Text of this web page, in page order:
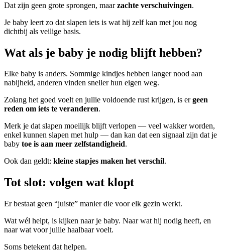
Dat zijn geen grote sprongen, maarzachte verschuivingen.
Je baby leert zo dat slapen iets is wat hij zelf kan met jou nog
dichtbij als veilige basis.
Wat als je baby je nodig blijft hebben?
Elke baby is anders. Sommige kindjes hebben langer nood aan
nabijheid, anderen vinden sneller hun eigen weg.
Zolang het goed voelt en jullie voldoende rust krijgen, is ergeen
reden om iets te veranderen.
Merk je dat slapen moeilijk blijft verlopen — veel wakker worden,
enkel kunnen slapen met hulp — dan kan dat een signaal zijn dat je
baby toe is aan meer zelfstandigheid.
Ook dan geldt: kleine stapjes maken het verschil.
Tot slot: volgen wat klopt
Er bestaat geen “juiste” manier die voor elk gezin werkt.
Wat wél helpt, is kijken naar je baby. Naar wat hij nodig heeft, en
naar wat voor jullie haalbaar voelt.
Soms betekent dat helpen.